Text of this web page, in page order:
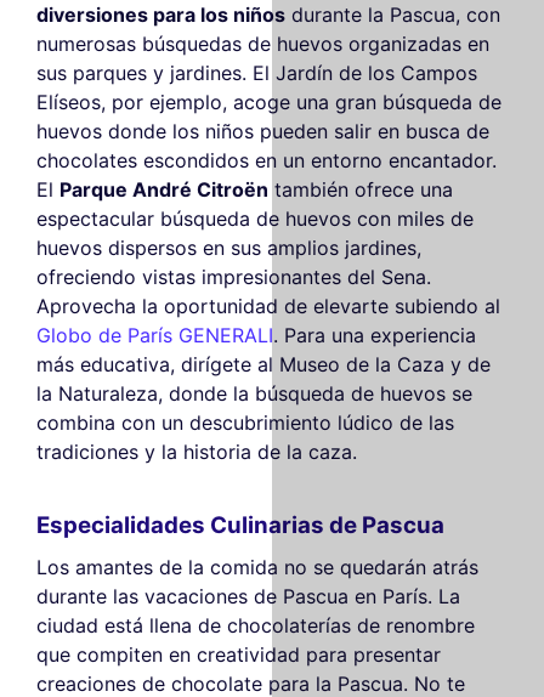
diversiones para los niños durante la Pascua, con
numerosas búsquedas de huevos organizadas en
sus parques y jardines. El Jardín de los Campos
Elíseos, por ejemplo, acoge una gran búsqueda de
huevos donde los niños pueden salir en busca de
chocolates escondidos en un entorno encantador.
El Parque André Citroën también ofrece una
espectacular búsqueda de huevos con miles de
huevos dispersos en sus amplios jardines,
ofreciendo vistas impresionantes del Sena.
Aprovecha la oportunidad de elevarte subiendo al
Globo de París GENERALI. Para una experiencia
más educativa, dirígete al Museo de la Caza y de
la Naturaleza, donde la búsqueda de huevos se
combina con un descubrimiento lúdico de las
tradiciones y la historia de la caza.
Especialidades Culinarias de Pascua
Los amantes de la comida no se quedarán atrás
durante las vacaciones de Pascua en París. La
ciudad está llena de chocolaterías de renombre
que compiten en creatividad para presentar
creaciones de chocolate para la Pascua. No te